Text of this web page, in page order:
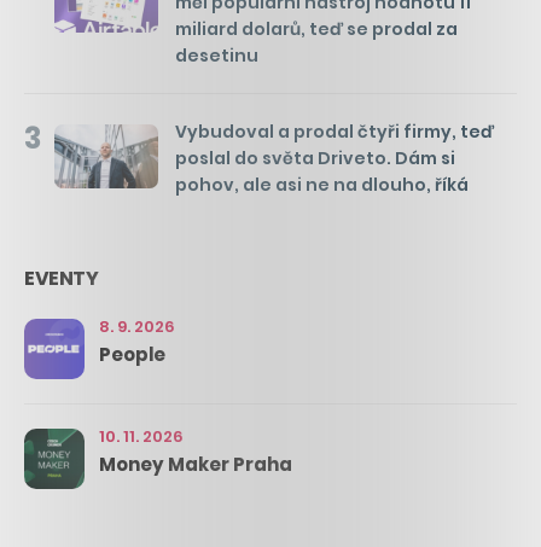
miliard dolarů, teď se prodal za
desetinu
3
Vybudoval a prodal čtyři firmy, teď
poslal do světa Driveto. Dám si
pohov, ale asi ne na dlouho, říká
EVENTY
8. 9. 2026
People
10. 11. 2026
Money Maker Praha